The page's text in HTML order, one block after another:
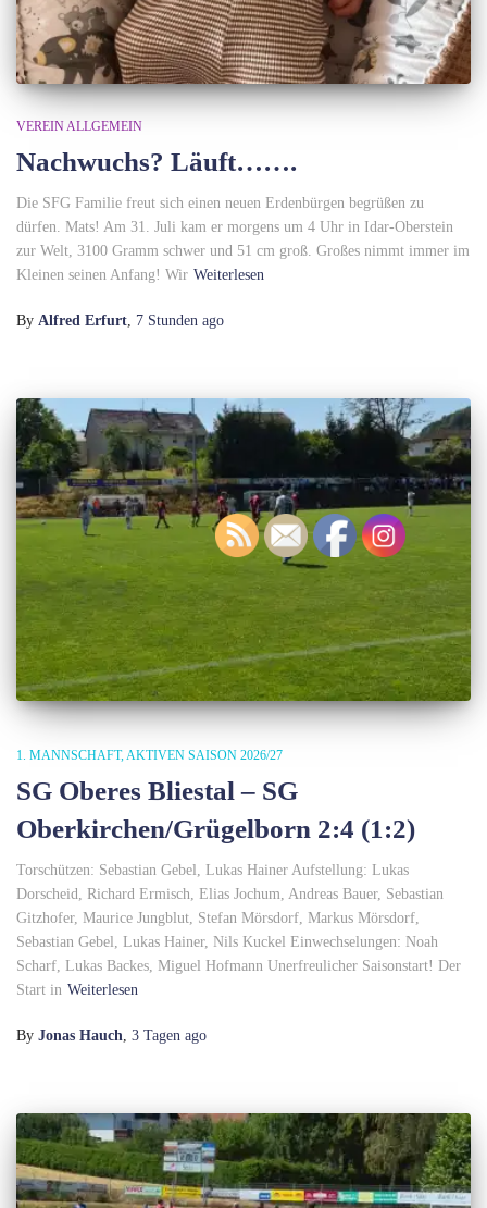
VEREIN ALLGEMEIN
Nachwuchs? Läuft…….
Die SFG Familie freut sich einen neuen Erdenbürgen begrüßen zu
dürfen. Mats! Am 31. Juli kam er morgens um 4 Uhr in Idar-Oberstein
zur Welt, 3100 Gramm schwer und 51 cm groß. Großes nimmt immer im
Kleinen seinen Anfang! Wir Weiterlesen
By Alfred Erfurt 7 Stunden ago
1. MANNSCHAFT AKTIVEN SAISON 2026/27
SG Oberes Bliestal – SG
Oberkirchen/Grügelborn 2:4 (1:2)
Torschützen: Sebastian Gebel, Lukas Hainer Aufstellung: Lukas
Dorscheid, Richard Ermisch, Elias Jochum, Andreas Bauer, Sebastian
Gitzhofer, Maurice Jungblut, Stefan Mörsdorf, Markus Mörsdorf,
Sebastian Gebel, Lukas Hainer, Nils Kuckel Einwechselungen: Noah
Scharf, Lukas Backes, Miguel Hofmann Unerfreulicher Saisonstart! Der
Start in Weiterlesen
By Jonas Hauch 3 Tagen ago